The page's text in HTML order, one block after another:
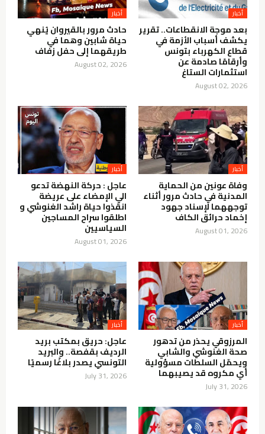
أخبار
بعد موجة الانقطاعات.. تقرير
يكشف أسباب الأزمة في
قطاع الكهرباء بتونس
وأرقامًا صادمة عن
استثمارات الستاغ
August 02, 2026
أخبار
حادث مرور بالقيروان يُنهي
حياة شابين وهما في
طريقهما إلى حفل زفاف
August 02, 2026
أخبار
وفاة عونين من الحماية
المدنية في حادث مرور أثناء
توجههما لإسناد جهود
إخماد حرائق الكاف
August 01, 2026
أخبار
عاجل : حركة النهضة تدعو
الي الإمضاء على عريضة
انقذوا حياة راشد الغنوشي و
اطلقوا سراح المساجين
السياسيين
August 01, 2026
أخبار
المرزوقي يحذر من تدهور
صحة الغنوشي والشابي
ويحمّل السلطات مسؤولية
أي مكروه قد يصيبهما
July 31, 2026
أخبار
عاجل: حريق بمكتب بريد
الرديف بقفصة.. والبريد
التونسي يصدر بلاغًا رسميًا
July 31, 2026